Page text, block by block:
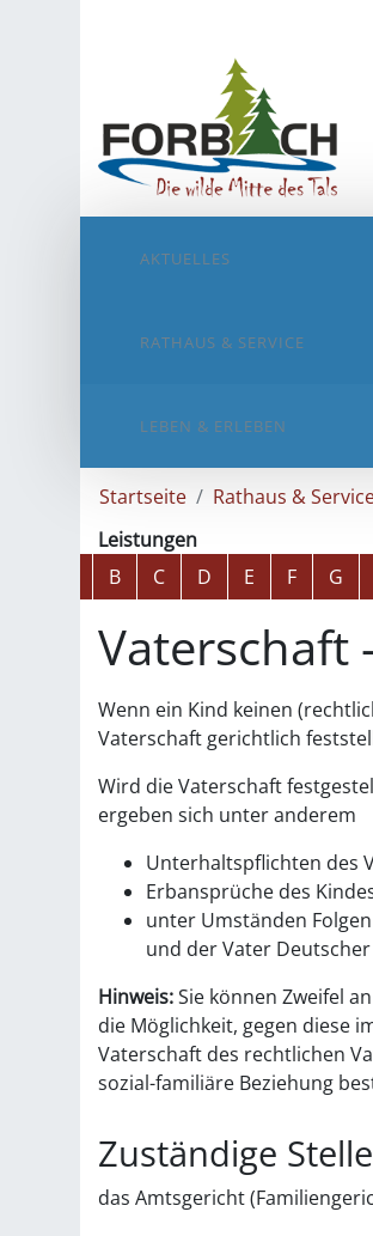
AKTUELLES
RATHAUS & SERVICE
LEBEN & ERLEBEN
Startseite Rathaus &
Leistungen
Alphabetisches Register
B C D E F G
Vaterschaft
Wenn ein Kind keinen
Vaterschaft gerichtlich
Wird die Vaterschaft
ergeben sich unter anderem
Unterhaltspflichten des
Erbansprüche des
unter Umständen
und der Vater
Hinweis:Sie können Zweifel
die Möglichkeit, gegen diese
Vaterschaft des rechtlichen
sozial-familiäre Beziehung
Zuständige Stelle
das Amtsgericht